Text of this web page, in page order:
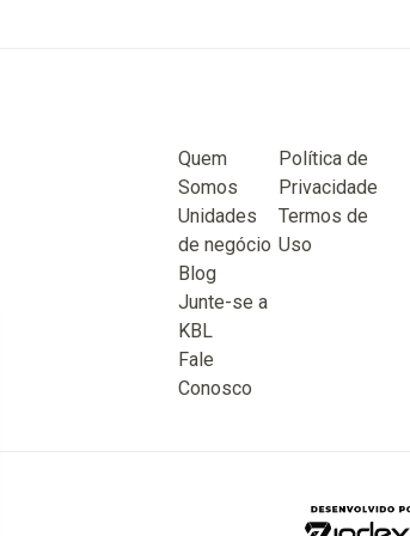
Quem
Somos
Unidades
de negócio
Blog
Junte-se a
KBL
Fale
Conosco
Política de
Privacidade
Termos de
Uso